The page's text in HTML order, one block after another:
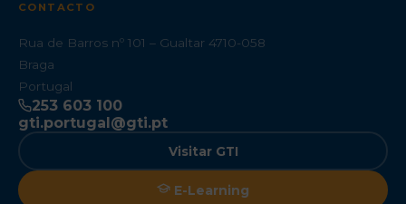
CONTACTO
Rua de Barros nº 101 – Gualtar 4710-058
Braga
Portugal
253 603 100
gti.portugal@gti.pt
Visitar GTI
E-Learning